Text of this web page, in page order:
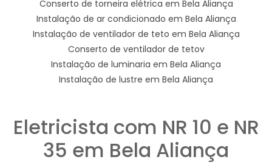
Conserto de torneira elétrica em Bela Aliança
Instalação de ar condicionado em Bela Aliança
Instalação de ventilador de teto em Bela Aliança
Conserto de ventilador de tetov
Instalação de luminaria em Bela Aliança
Instalação de lustre em Bela Aliança
Eletricista com NR 10 e NR
35 em Bela Aliança